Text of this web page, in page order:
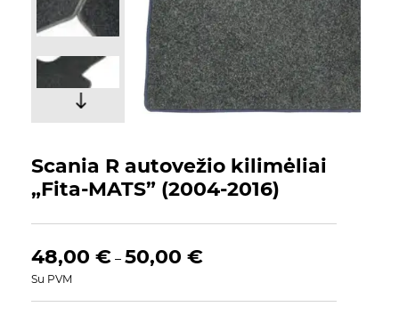
Scania R autovežio kilimėliai
„Fita-MATS” (2004-2016)
48,00 € – 50,00 €
Su PVM